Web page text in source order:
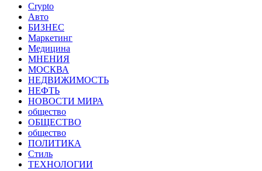
Crypto
Авто
БИЗНЕС
Маркетинг
Медицина
МНЕНИЯ
МОСКВА
НЕДВИЖИМОСТЬ
НЕФТЬ
НОВОСТИ МИРА
общество
ОБЩЕСТВО
общество
ПОЛИТИКА
Стиль
ТЕХНОЛОГИИ